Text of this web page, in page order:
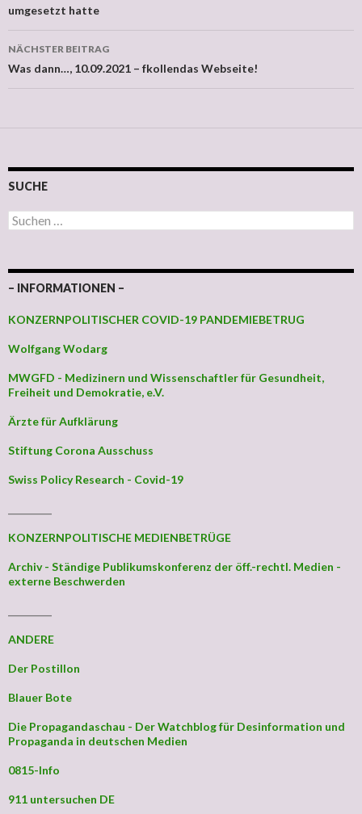
umgesetzt hatte
NÄCHSTER BEITRAG
Was dann…, 10.09.2021 – fkollendas Webseite!
SUCHE
Suchen nach:
– INFORMATIONEN –
KONZERNPOLITISCHER COVID-19 PANDEMIEBETRUG
Wolfgang Wodarg
MWGFD - Medizinern und Wissenschaftler für Gesundheit,
Freiheit und Demokratie, e.V.
Ärzte für Aufklärung
Stiftung Corona Ausschuss
Swiss Policy Research - Covid-19
KONZERNPOLITISCHE MEDIENBETRÜGE
Archiv - Ständige Publikumskonferenz der öff.-rechtl. Medien -
externe Beschwerden
ANDERE
Der Postillon
Blauer Bote
Die Propagandaschau - Der Watchblog für Desinformation und
Propaganda in deutschen Medien
0815-Info
911 untersuchen DE